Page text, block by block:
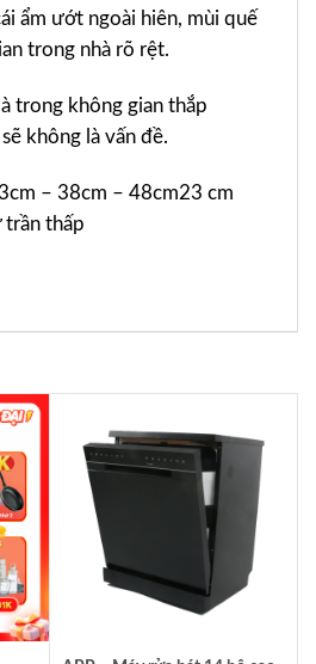
ẩm ướt ngoài hiên, mùi quế
trong nhà rõ rệt.
trong không gian thắp
không là vấn đề.
– 38cm – 48cm23 cm
trần thấp